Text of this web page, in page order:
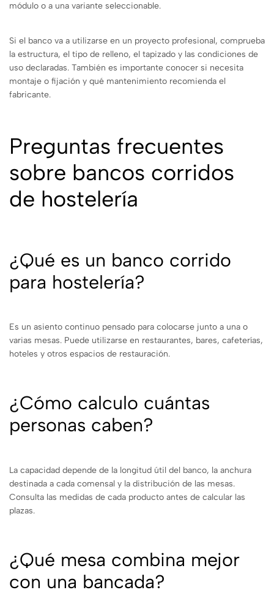
módulo o a una variante seleccionable.
Si el banco va a utilizarse en un proyecto profesional, comprueba
la estructura, el tipo de relleno, el tapizado y las condiciones de
uso declaradas. También es importante conocer si necesita
montaje o fijación y qué mantenimiento recomienda el
fabricante.
Preguntas frecuentes
sobre bancos corridos
de hostelería
¿Qué es un banco corrido
para hostelería?
Es un asiento continuo pensado para colocarse junto a una o
varias mesas. Puede utilizarse en restaurantes, bares, cafeterías,
hoteles y otros espacios de restauración.
¿Cómo calculo cuántas
personas caben?
La capacidad depende de la longitud útil del banco, la anchura
destinada a cada comensal y la distribución de las mesas.
Consulta las medidas de cada producto antes de calcular las
plazas.
¿Qué mesa combina mejor
con una bancada?